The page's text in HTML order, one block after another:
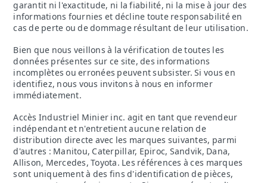
garantit ni l'exactitude, ni la fiabilité, ni la mise à jour des
informations fournies et décline toute responsabilité en
cas de perte ou de dommage résultant de leur utilisation.
Bien que nous veillons à la vérification de toutes les
données présentes sur ce site, des informations
incomplètes ou erronées peuvent subsister. Si vous en
identifiez, nous vous invitons à nous en informer
immédiatement.
Accès Industriel Minier inc. agit en tant que revendeur
indépendant et n'entretient aucune relation de
distribution directe avec les marques suivantes, parmi
d'autres : Manitou, Caterpillar, Epiroc, Sandvik, Dana,
Allison, Mercedes, Toyota. Les références à ces marques
sont uniquement à des fins d'identification de pièces,